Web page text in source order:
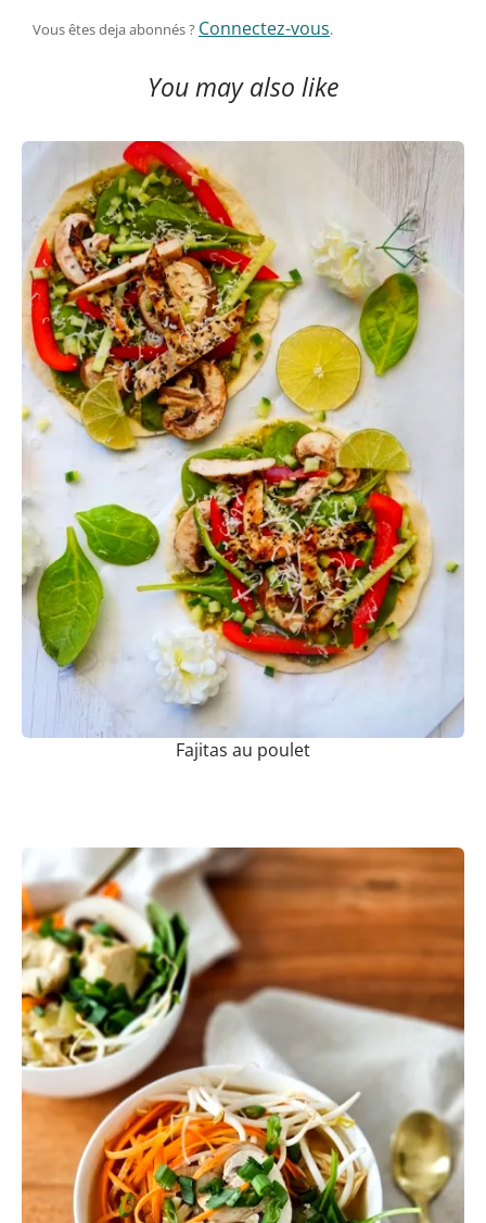
Vous êtes deja abonnés ? Connectez-vous.
You may also like
Fajitas au poulet